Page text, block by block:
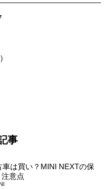
事
車は買い？MINI NEXTの保
意点